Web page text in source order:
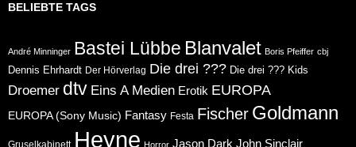
BELIEBTE TAGS
André Minninger Bastei Lübbe Blanvalet Boris Pfeiffer cbj
Dennis Ehrhardt Der Hörverlag Die drei ??? Die drei ??? Kids
Droemer dtv Eins A Medien Erotik EUROPA
EUROPA (Sony Music) Fantasy Festa Fischer Goldmann
Gruselkabinett Heyne Horror Jason Dark John Sinclair